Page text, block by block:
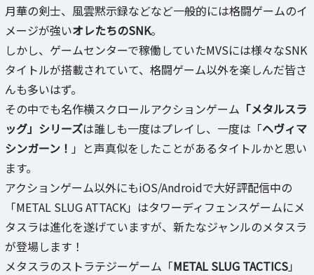
月華の剣士、風雲黙示録などなど一般的には格闘ゲームのイ
メージが強いオレたちのSNK。
しかし、ゲームセンターで稼働していたMVSには様々なSNK
タイトルが搭載されていて、格闘ゲーム以外を楽しんだ皆さ
んも多いはず。
その中でも名作横スクロールアクションゲーム 「メタルスラ
ッグ」シリーズは誰しも一度はプレイし、一度は「ヘヴィマ
シンガーン！ 」と声真似をしたことがあるタイトルかと思い
ます。
アクションゲーム以外にもiOS/Androidで大好評配信中の
「METAL SLUG ATTACK」はタワーディフェンスゲームにメ
タスラは進化を遂げていますが、新たなジャンルのメタスラ
が登場します！
メタスラのストラテジーゲーム「METAL SLUG TACTICS」